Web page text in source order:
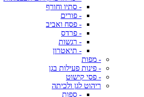
- סתיו וחורף
- פורים
- פסח ואביב
- פרדס
- רגשות
- תיאטרון
- מפות
- פינות פעילות בגן
- פסי קישוט
ריהוט לגן ולכיתה
- ספות